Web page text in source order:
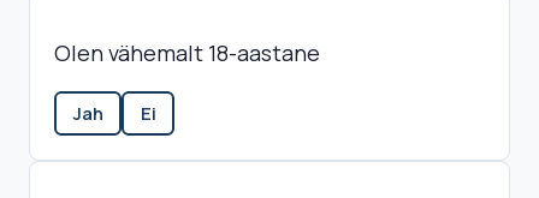
Olen vähemalt 18-aastane
Jah Ei